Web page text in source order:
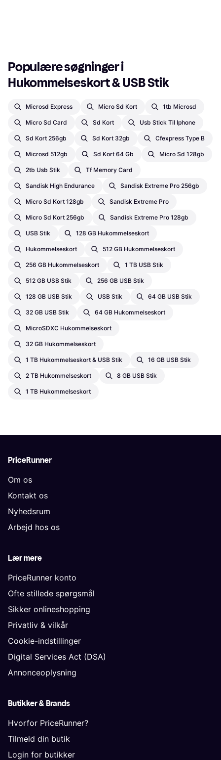
Populære søgninger i
Hukommelseskort & USB Stik
Microsd Express Micro Sd Kort 1tb Microsd
Micro Sd Card Sd Kort Usb Stick Til Iphone
Sd Kort 256gb Sd Kort 32gb Cfexpress Type B
Microsd 512gb Sd Kort 64 Gb Micro Sd 128gb
2tb Usb Stik Tf Memory Card
Sandisk High Endurance Sandisk Extreme Pro 256gb
Micro Sd Kort 128gb Sandisk Extreme Pro
Micro Sd Kort 256gb Sandisk Extreme Pro 128gb
USB Stik 128 GB Hukommelseskort
Hukommelseskort 512 GB Hukommelseskort
256 GB Hukommelseskort 1 TB USB Stik
512 GB USB Stik 256 GB USB Stik
128 GB USB Stik USB Stik 64 GB USB Stik
32 GB USB Stik 64 GB Hukommelseskort
MicroSDXC Hukommelseskort
32 GB Hukommelseskort
1 TB Hukommelseskort & USB Stik 16 GB USB Stik
2 TB Hukommelseskort 8 GB USB Stik
1 TB Hukommelseskort
PriceRunner
Om os
Kontakt os
Nyhedsrum
Arbejd hos os
Lær mere
PriceRunner konto
Ofte stillede spørgsmål
Sikker onlineshopping
Privatliv & vilkår
Cookie-indstillinger
Digital Services Act (DSA)
Annonceoplysning
Butikker & Brands
Hvorfor PriceRunner?
Tilmeld din butik
Login for butikker